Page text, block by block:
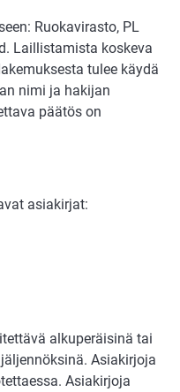
Ruokavirasto, PL
Laillistamista koskeva
tulee käydä
nimi ja hakijan
päätös on
asiakirjat:
alkuperäisinä tai
Asiakirjoja
Asiakirjoja